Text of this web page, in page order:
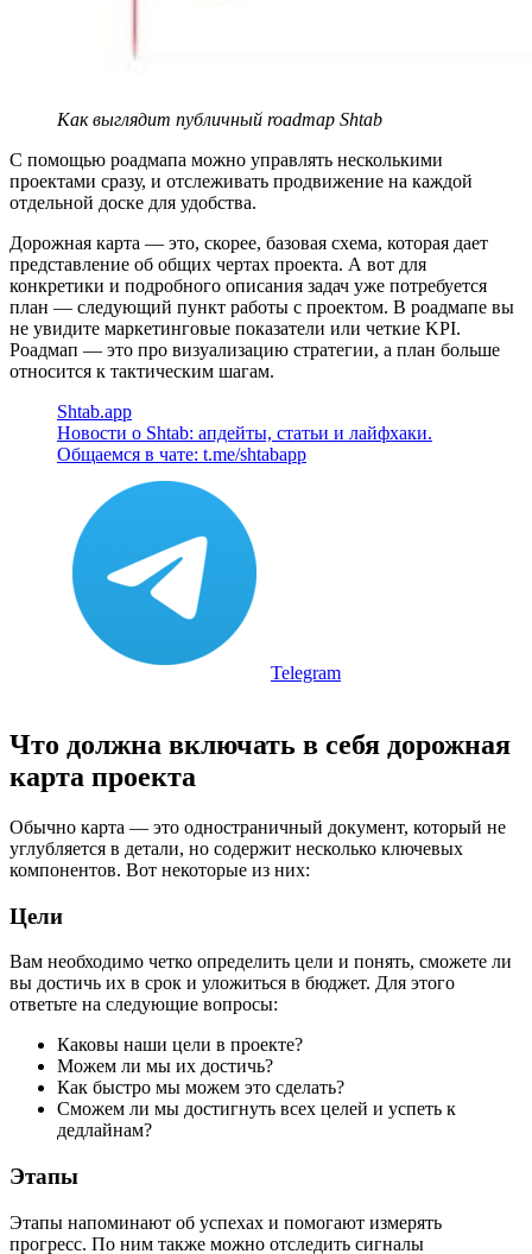
Как выглядит публичный roadmap Shtab
С помощью роадмапа можно управлять несколькими
проектами сразу, и отслеживать продвижение на каждой
отдельной доске для удобства.
Дорожная карта — это, скорее, базовая схема, которая дает
представление об общих чертах проекта. А вот для
конкретики и подробного описания задач уже потребуется
план — следующий пункт работы с проектом. В роадмапе вы
не увидите маркетинговые показатели или четкие KPI.
Роадмап — это про визуализацию стратегии, а план больше
относится к тактическим шагам.
Shtab.app
Новости о Shtab: апдейты, статьи и лайфхаки.
Общаемся в чате: t.me/shtabapp
Telegram
Что должна включать в себя дорожная
карта проекта
Обычно карта — это одностраничный документ, который не
углубляется в детали, но содержит несколько ключевых
компонентов. Вот некоторые из них:
Цели
Вам необходимо четко определить цели и понять, сможете ли
вы достичь их в срок и уложиться в бюджет. Для этого
ответьте на следующие вопросы:
Каковы наши цели в проекте?
Можем ли мы их достичь?
Как быстро мы можем это сделать?
Сможем ли мы достигнуть всех целей и успеть к
дедлайнам?
Этапы
Этапы напоминают об успехах и помогают измерять
прогресс. По ним также можно отследить сигналы